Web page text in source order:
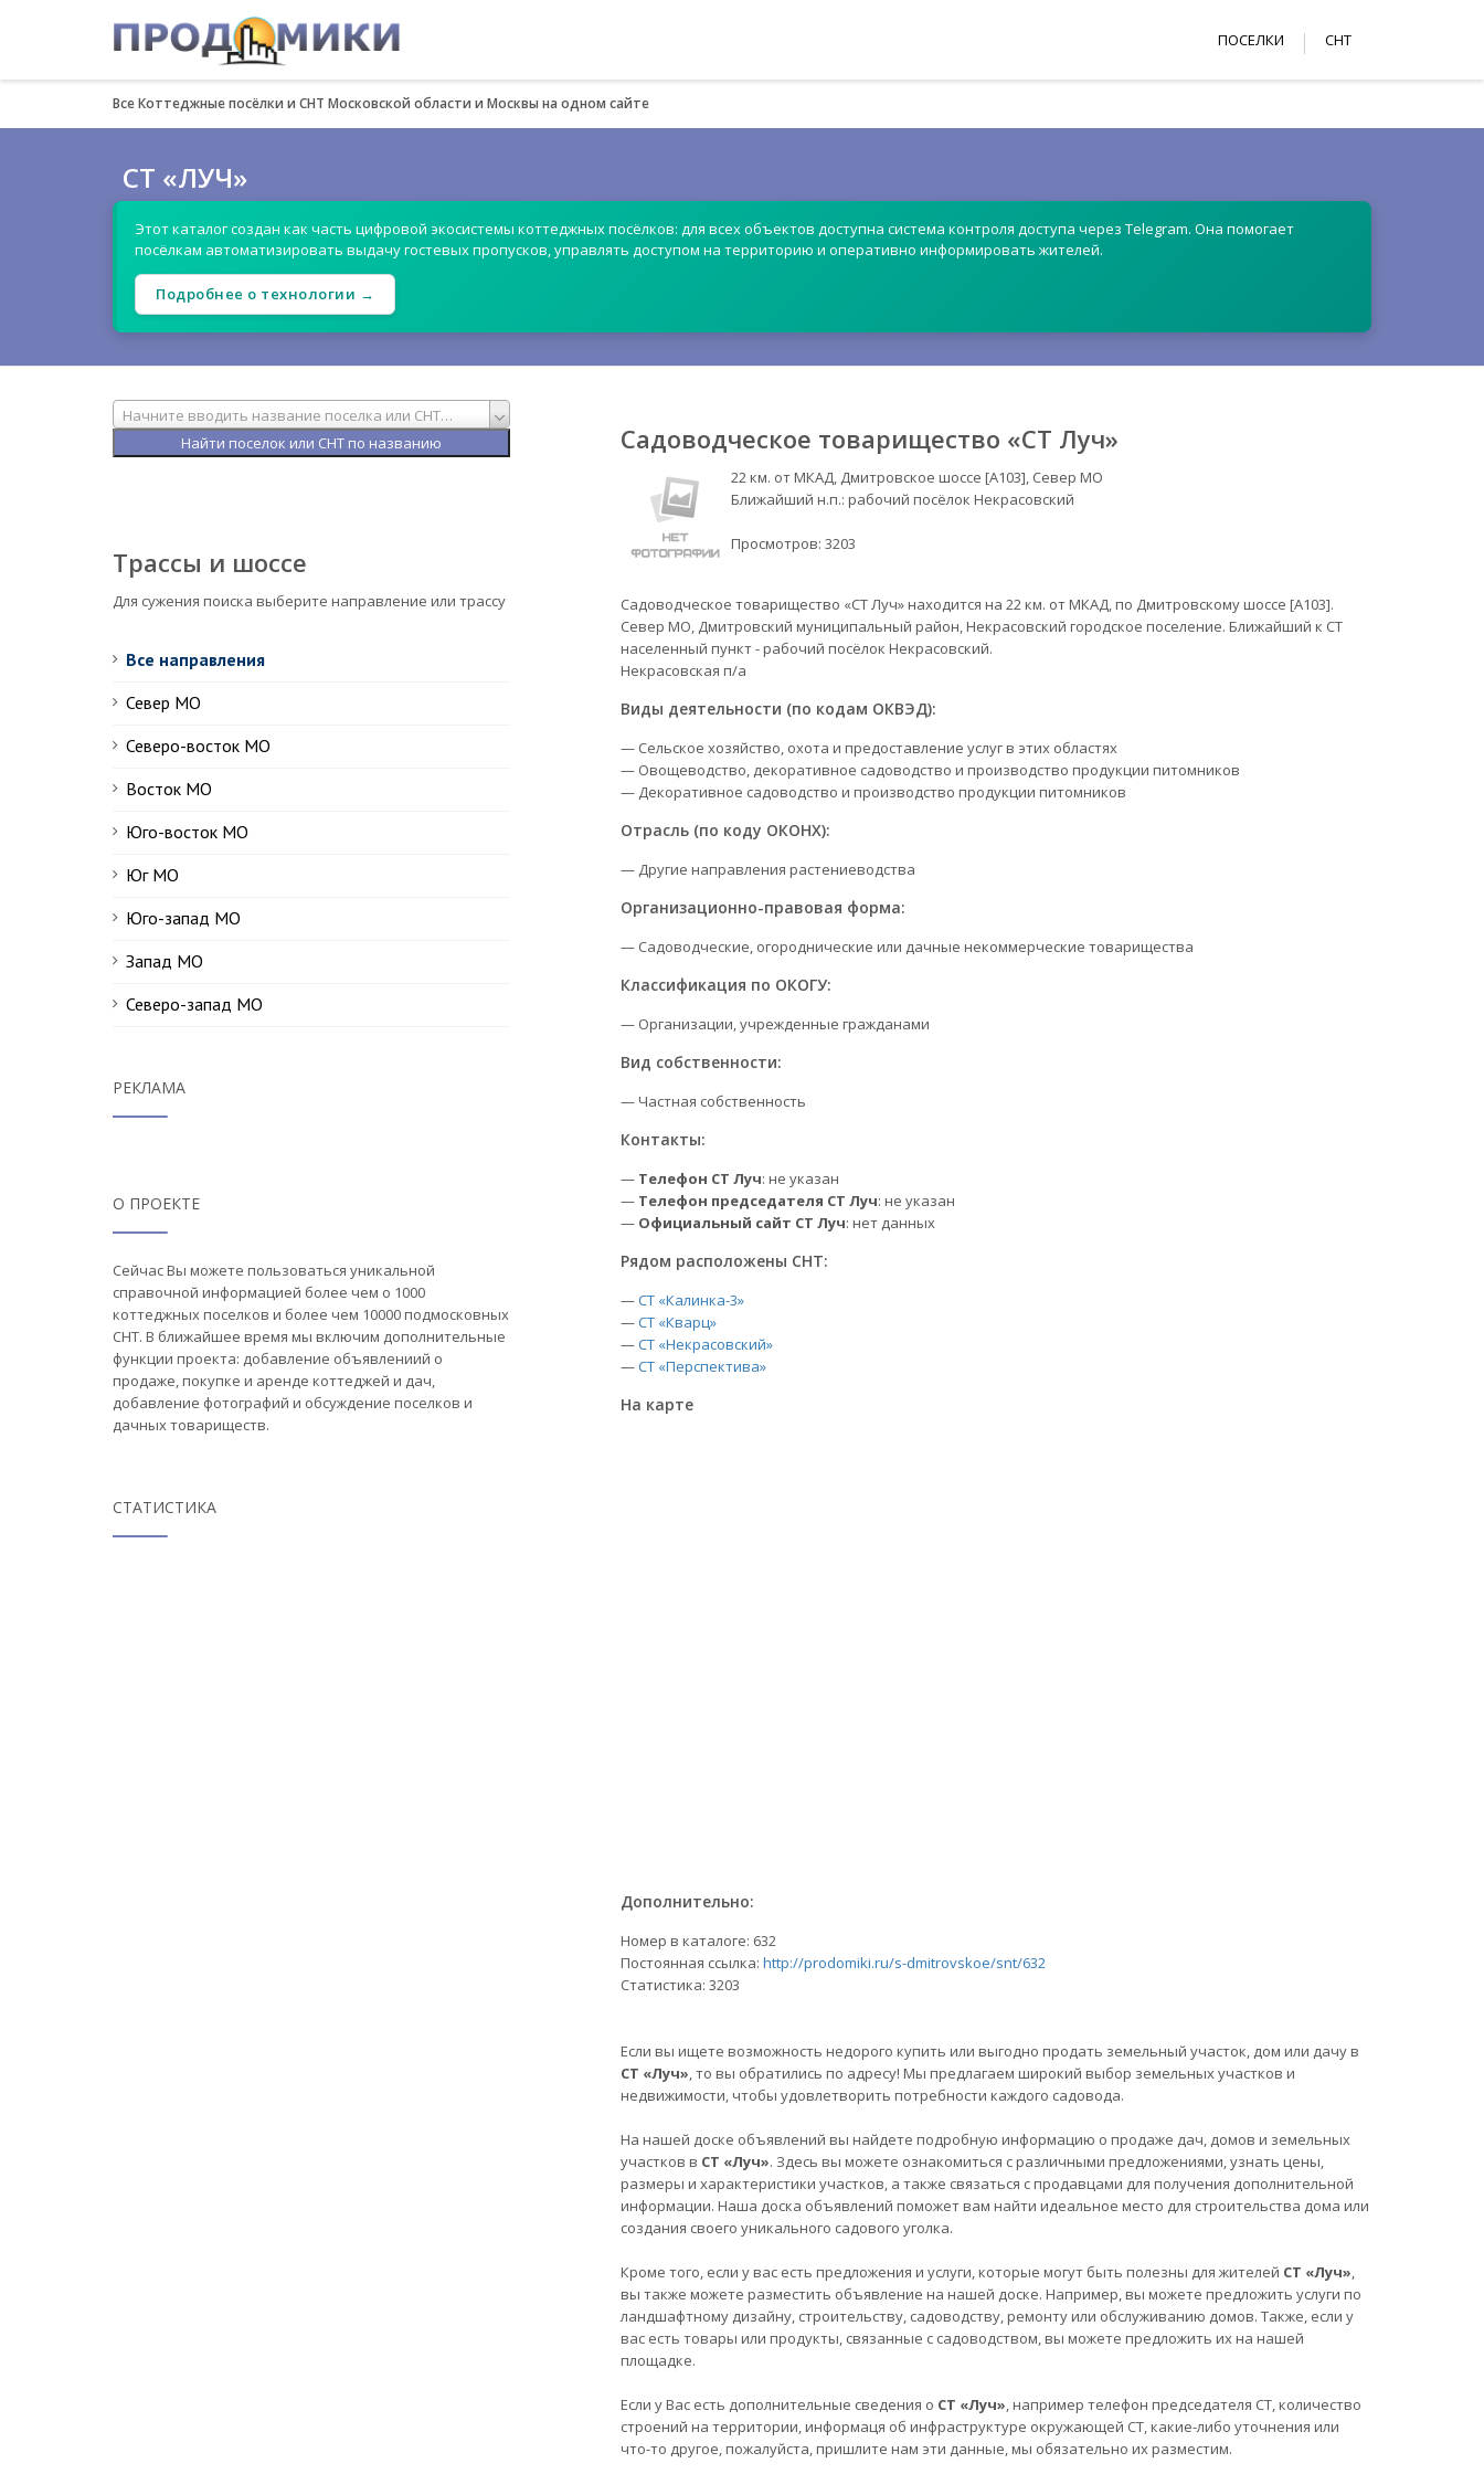
ПОСЕЛКИ СНТ
Все Коттеджные посёлки и СНТ Московской области и Москвы на одном сайте
СТ «ЛУЧ»
Этот каталог создан как часть цифровой экосистемы коттеджных посёлков: для всех объектов доступна система контроля доступа через Telegram. Она помогает
посёлкам автоматизировать выдачу гостевых пропусков, управлять доступом на территорию и оперативно информировать жителей.
Подробнее о технологии →
Начните вводить название поселка или СНТ…
Трассы и шоссе
Для сужения поиска выберите направление или трассу
Все направления
Север МО
Северо-восток МО
Восток МО
Юго-восток МО
Юг МО
Юго-запад МО
Запад МО
Северо-запад МО
РЕКЛАМА
О ПРОЕКТЕ
Сейчас Вы можете пользоваться уникальной
справочной информацией более чем о 1000
коттеджных поселков и более чем 10000 подмосковных
СНТ. В ближайшее время мы включим дополнительные
функции проекта: добавление объявлениий о
продаже, покупке и аренде коттеджей и дач,
добавление фотографий и обсуждение поселков и
дачных товариществ.
СТАТИСТИКА
Садоводческое товарищество «СТ Луч»
22 км. от МКАД, Дмитровское шоссе [А103], Север МО
Ближайший н.п.: рабочий посёлок Некрасовский
Просмотров: 3203
Садоводческое товарищество «СТ Луч» находится на 22 км. от МКАД, по Дмитровскому шоссе [А103].
Север МО, Дмитровский муниципальный район, Некрасовский городское поселение. Ближайший к СТ
населенный пункт - рабочий посёлок Некрасовский.
Некрасовская п/а
Виды деятельности (по кодам ОКВЭД):
— Сельское хозяйство, охота и предоставление услуг в этих областях
— Овощеводство, декоративное садоводство и производство продукции питомников
— Декоративное садоводство и производство продукции питомников
Отрасль (по коду ОКОНХ):
— Другие направления растениеводства
Организационно-правовая форма:
— Садоводческие, огороднические или дачные некоммерческие товарищества
Классификация по ОКОГУ:
— Организации, учрежденные гражданами
Вид собственности:
— Частная собственность
Контакты:
— Телефон СТ Луч: не указан
— Телефон председателя СТ Луч: не указан
— Официальный сайт СТ Луч: нет данных
Рядом расположены СНТ:
—СТ «Калинка-3»
—СТ «Кварц»
—СТ «Некрасовский»
—СТ «Перспектива»
На карте
Дополнительно:
Номер в каталоге: 632
Постоянная ссылка: http://prodomiki.ru/s-dmitrovskoe/snt/632
Статистика: 3203
Если вы ищете возможность недорого купить или выгодно продать земельный участок, дом или дачу в
СТ «Луч», то вы обратились по адресу! Мы предлагаем широкий выбор земельных участков и
недвижимости, чтобы удовлетворить потребности каждого садовода.
На нашей доске объявлений вы найдете подробную информацию о продаже дач, домов и земельных
участков в СТ «Луч». Здесь вы можете ознакомиться с различными предложениями, узнать цены,
размеры и характеристики участков, а также связаться с продавцами для получения дополнительной
информации. Наша доска объявлений поможет вам найти идеальное место для строительства дома или
создания своего уникального садового уголка.
Кроме того, если у вас есть предложения и услуги, которые могут быть полезны для жителей СТ «Луч»,
вы также можете разместить объявление на нашей доске. Например, вы можете предложить услуги по
ландшафтному дизайну, строительству, садоводству, ремонту или обслуживанию домов. Также, если у
вас есть товары или продукты, связанные с садоводством, вы можете предложить их на нашей
площадке.
Если у Вас есть дополнительные сведения о СТ «Луч», например телефон председателя СТ, количество
строений на территории, информаця об инфраструктуре окружающей СТ, какие-либо уточнения или
что-то другое, пожалуйста, пришлите нам эти данные, мы обязательно их разместим.